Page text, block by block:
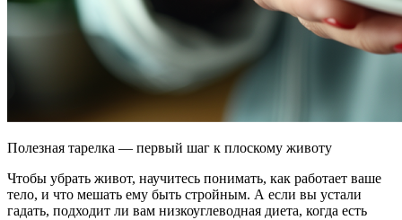
Полезная тарелка — первый шаг к плоскому животу
Чтобы убрать живот, научитесь понимать, как работает ваше
тело, и что мешать ему быть стройным. А если вы устали
гадать, подходит ли вам низкоуглеводная диета, когда есть